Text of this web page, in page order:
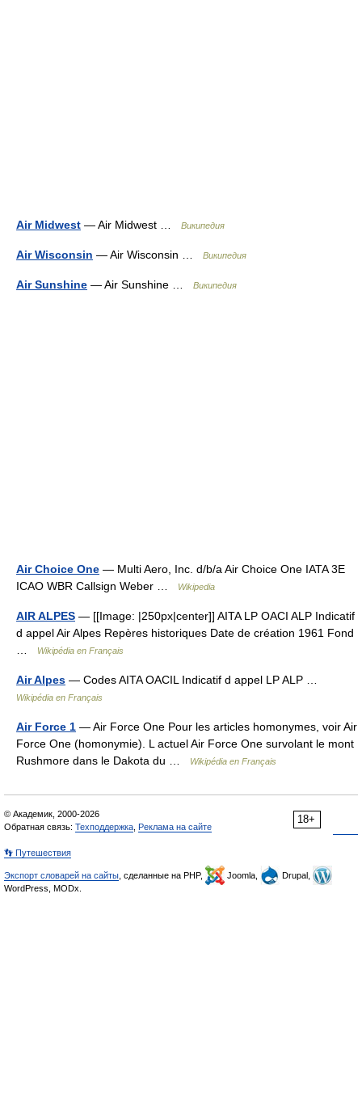
Air Midwest — Air Midwest … Википедия
Air Wisconsin — Air Wisconsin … Википедия
Air Sunshine — Air Sunshine … Википедия
Air Choice One — Multi Aero, Inc. d/b/a Air Choice One IATA 3E
ICAO WBR Callsign Weber …
Wikipedia
AIR ALPES — [[Image: |250px|center]] AITA LP OACI ALP Indicatif
d appel Air Alpes Repères historiques Date de création 1961 Fond
…
Wikipédia en Français
Air Alpes — Codes AITA OACIL Indicatif d appel LP ALP …
Wikipédia en Français
Air Force 1 — Air Force One Pour les articles homonymes, voir Air
Force One (homonymie). L actuel Air Force One survolant le mont
Rushmore dans le Dakota du …
Wikipédia en Français
18+
© Академик, 2000-2026
Обратная связь: Техподдержка Реклама на сайте
👣 Путешествия
Экспорт словарей на сайты , сделанные на PHP, Joomla,
Drupal,
WordPress, MODx.